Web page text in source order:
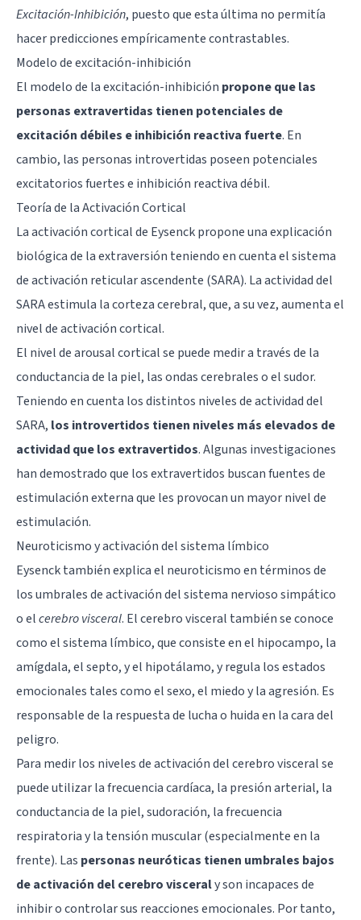
Excitación-Inhibición, puesto que esta última no permitía
hacer predicciones empíricamente contrastables.
Modelo de excitación-inhibición
El modelo de la excitación-inhibición propone que las
personas extravertidas tienen potenciales de
excitación débiles e inhibición reactiva fuerte. En
cambio, las personas introvertidas poseen potenciales
excitatorios fuertes e inhibición reactiva débil.
Teoría de la Activación Cortical
La activación cortical de Eysenck propone una explicación
biológica de la extraversión teniendo en cuenta el sistema
de activación reticular ascendente (SARA). La actividad del
SARA estimula la corteza cerebral, que, a su vez, aumenta el
nivel de activación cortical.
El nivel de arousal cortical se puede medir a través de la
conductancia de la piel, las ondas cerebrales o el sudor.
Teniendo en cuenta los distintos niveles de actividad del
SARA, los introvertidos tienen niveles más elevados de
actividad que los extravertidos. Algunas investigaciones
han demostrado que los extravertidos buscan fuentes de
estimulación externa que les provocan un mayor nivel de
estimulación.
Neuroticismo y activación del sistema límbico
Eysenck también explica el neuroticismoen términos de
los umbrales de activación del sistema nervioso simpático
o elcerebro visceral. El cerebro visceral también se conoce
como el sistema límbico, que consiste en el hipocampo, la
amígdala, el septo, y el hipotálamo, y regula los estados
emocionales tales como el sexo, el miedoy la agresión. Es
responsable de la respuesta de lucha o huida en la cara del
peligro.
Para medir los niveles de activación del cerebro visceral se
puede utilizar la frecuencia cardíaca, la presión arterial, la
conductancia de la piel, sudoración, la frecuencia
respiratoria y la tensión muscular (especialmente en la
frente). Las personas neuróticas tienen umbrales bajos
de activación del cerebro visceraly son incapaces de
inhibir o controlar sus reacciones emocionales. Por tanto,